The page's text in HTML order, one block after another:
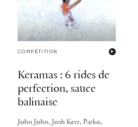
COMPÉTITION
Keramas : 6 rides de
perfection, sauce
balinaise
John John, Josh Kerr, Parko,